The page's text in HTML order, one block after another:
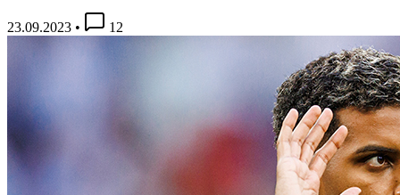
23.09.2023 • 12